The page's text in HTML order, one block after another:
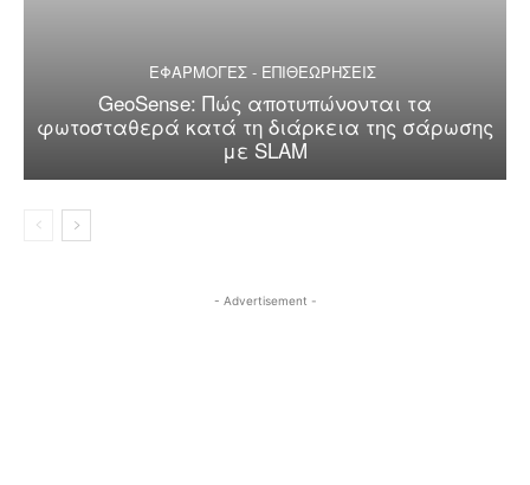
ΕΦΑΡΜΟΓΕΣ - ΕΠΙΘΕΩΡΗΣΕΙΣ
GeoSense: Πώς αποτυπώνονται τα
φωτοσταθερά κατά τη διάρκεια της σάρωσης
με SLAM
- Advertisement -